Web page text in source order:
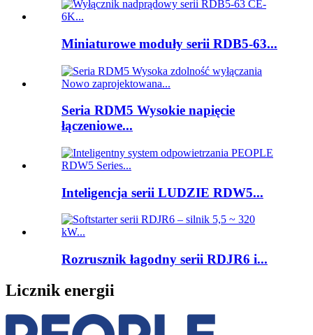
Miniaturowe moduły serii RDB5-63...
Seria RDM5 Wysokie napięcie
łączeniowe...
Inteligencja serii LUDZIE RDW5...
Rozrusznik łagodny serii RDJR6 i...
Licznik energii